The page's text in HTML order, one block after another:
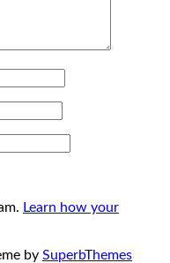
Learn how your
by SuperbThemes